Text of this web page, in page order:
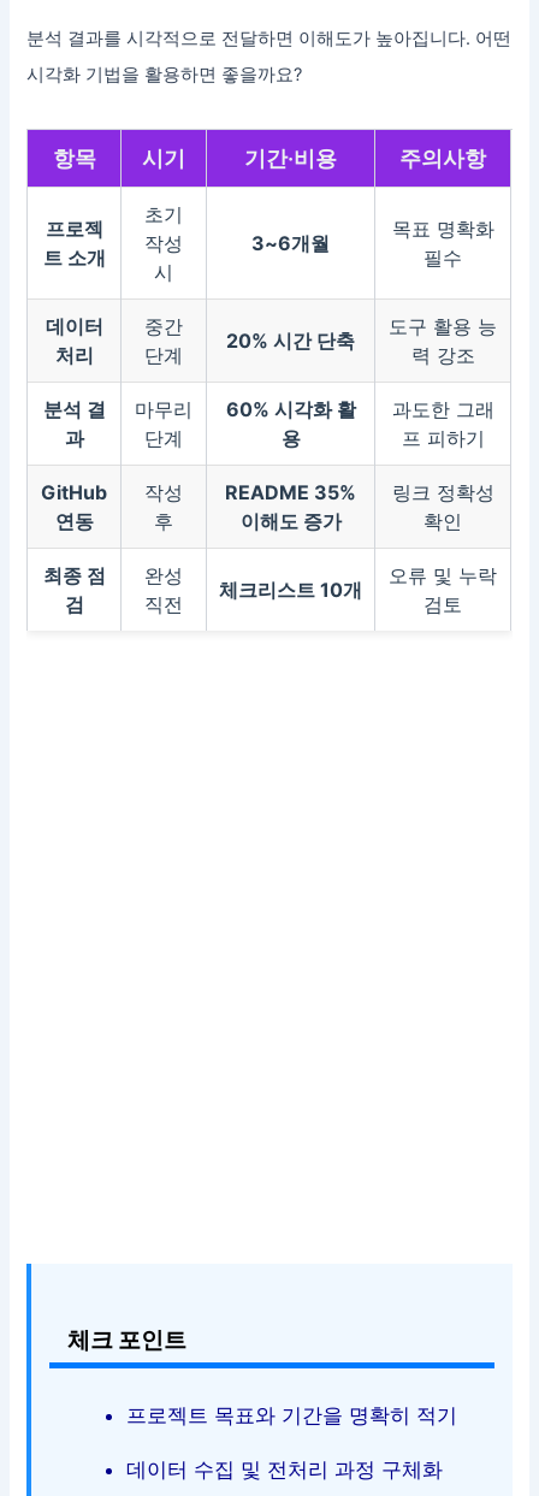
분석 결과를 시각적으로 전달하면 이해도가 높아집니다. 어떤
시각화 기법을 활용하면 좋을까요?
항목 시기 기간·비용 주의사항
프로젝
트 소개
초기
작성
시
3~6개월
목표 명확화
필수
데이터
처리
중간
단계
20% 시간 단축
도구 활용 능
력 강조
분석 결
과
마무리
단계
60% 시각화 활
용
과도한 그래
프 피하기
GitHub
연동
작성
후
README 35%
이해도 증가
링크 정확성
확인
최종 점
검
완성
직전
체크리스트 10개
오류 및 누락
검토
체크 포인트
프로젝트 목표와 기간을 명확히 적기
데이터 수집 및 전처리 과정 구체화